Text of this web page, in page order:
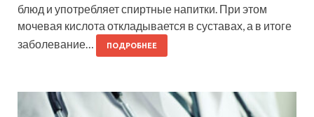
блюд и употребляет спиртные напитки. При этом
мочевая кислота откладывается в суставах, а в итоге
заболевание…
ПОДРОБНЕЕ